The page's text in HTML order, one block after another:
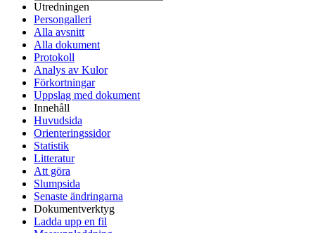
Utredningen
Persongalleri
Alla avsnitt
Alla dokument
Protokoll
Analys av Kulor
Förkortningar
Uppslag med dokument
Innehåll
Huvudsida
Orienteringssidor
Statistik
Litteratur
Att göra
Slumpsida
Senaste ändringarna
Dokumentverktyg
Ladda upp en fil